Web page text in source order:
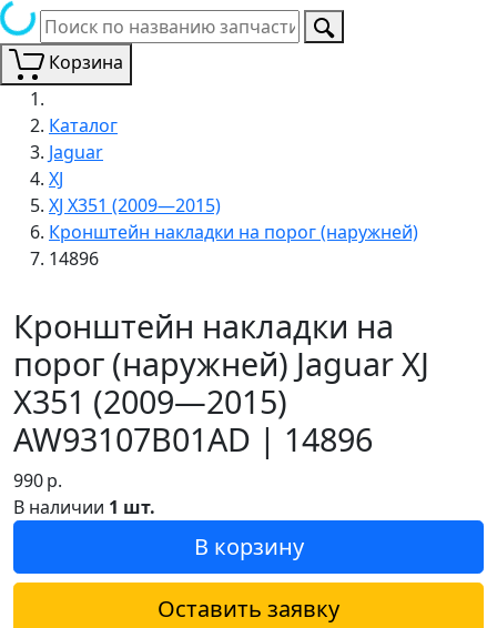
Корзина
Каталог
Jaguar
XJ
XJ X351 (2009—2015)
Кронштейн накладки на порог (наружней)
14896
Кронштейн накладки на
порог (наружней) Jaguar XJ
X351 (2009—2015)
AW93107B01AD | 14896
990р.
В наличии 1 шт.
В корзину
Оставить заявку